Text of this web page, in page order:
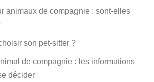
animaux de compagnie : sont-elles
son pet-sitter ?
de compagnie : les informations
décider